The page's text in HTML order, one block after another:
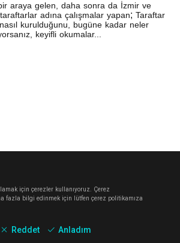
araya gelen, daha sonra da İzmir ve
adına çalışmalar yapan; Taraftar
kurulduğunu, bugüne kadar neler
keyifli okumalar...
için çerezler kullanıyoruz. Çerez
fazla bilgi edinmek için lütfen çerez politikamıza
Reddet Anladım